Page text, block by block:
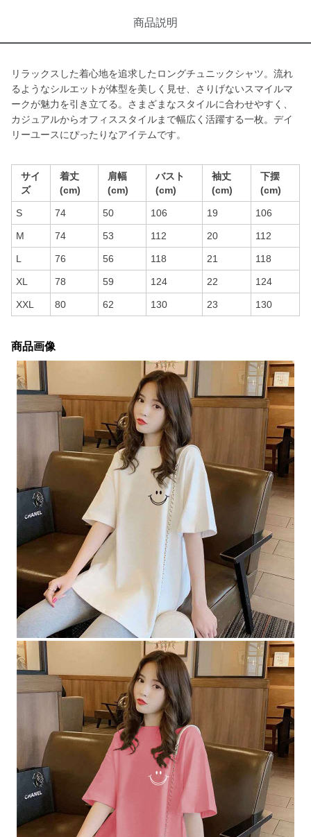
商品説明
リラックスした着心地を追求したロングチュニックシャツ。流れ
るようなシルエットが体型を美しく見せ、さりげないスマイルマ
ークが魅力を引き立てる。さまざまなスタイルに合わせやすく、
カジュアルからオフィススタイルまで幅広く活躍する一枚。デイ
リーユースにぴったりなアイテムです。
サイ
ズ
着丈
(cm)
肩幅
(cm)
バスト
(cm)
袖丈
(cm)
下摆
(cm)
S 74 50 106 19 106
M 74 53 112 20 112
L 76 56 118 21 118
XL 78 59 124 22 124
XXL 80 62 130 23 130
商品画像